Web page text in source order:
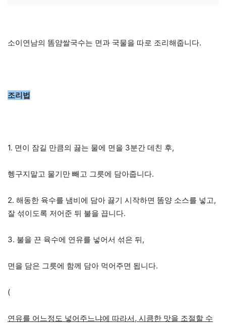
소이연남의 똠얌쌀국수는 면과 국물을 따로 조리해줍니다.
조리법
1. 면이 잠길 만큼의 끓는 물에 면을 3분간 데친 후,
헹구지말고 물기만 빼고 그릇에 담아줍니다.
2. 해동한 육수를 냄비에 담아 끓기 시작하면 똠양 소스를 넣고,
잘 섞이도록 저어준 뒤 불을 끕니다.
3. 불을 끈 육수에 연유를 넣어서 섞은 뒤,
면을 담은 그릇에 함께 담아 먹어주면 됩니다.
(
연유를 어느정도 넣어주느냐에 따라서, 시큼한 맛을 조절할 수